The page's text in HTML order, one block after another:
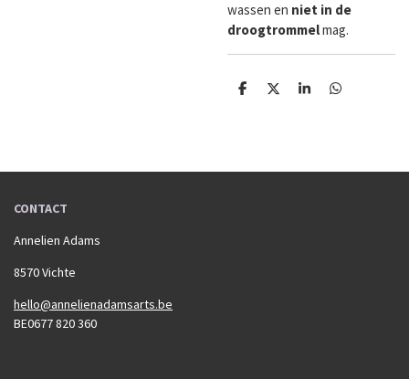
wassen en niet in de
droogtrommelmag.
D
D
S
D
CONTACT
Annelien Adams
8570 Vichte
hello@annelienadamsarts.be
BE0677 820 360